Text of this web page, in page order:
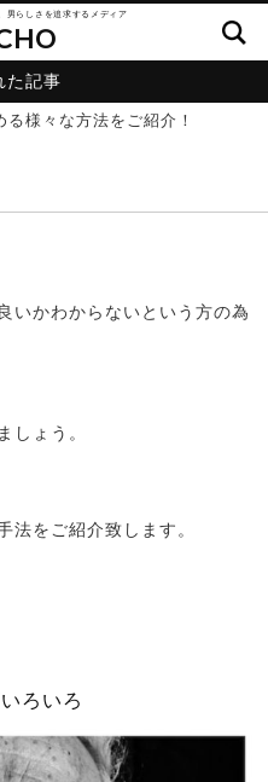
男らしさを追求するメディア
た記事
様々な方法をご紹介！
いかわからないという方の為
しょう。
法をご紹介致します。
ろいろ